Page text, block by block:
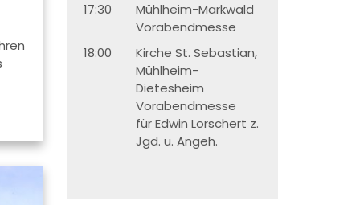
17:30
Mühlheim-Markwald
Vorabendmesse
18:00
Kirche St. Sebastian,
Mühlheim-
Dietesheim
Vorabendmesse
für Edwin Lorschert z.
Jgd. u. Angeh.